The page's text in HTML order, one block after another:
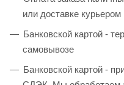
или доставке
Банковской картой -
самовывозе
Банковской картой -